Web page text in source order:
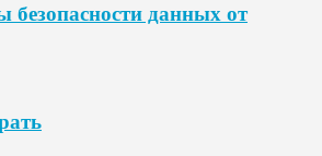
безопасности данных от